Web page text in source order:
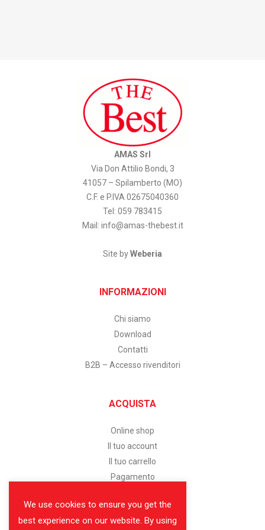
AMAS Srl
Via Don Attilio Bondi, 3
41057 – Spilamberto (MO)
C.F. e P.IVA 02675040360
Tel: 059 783415
Mail: info@amas-thebest.it
Site byWeberia
INFORMAZIONI
Chi siamo
Download
Contatti
B2B – Accesso rivenditori
ACQUISTA
Online shop
Il tuo account
Il tuo carrello
Pagamento
SERVIZIO CLIENTI
We use cookies to ensure you get the
best experience on our website. By using